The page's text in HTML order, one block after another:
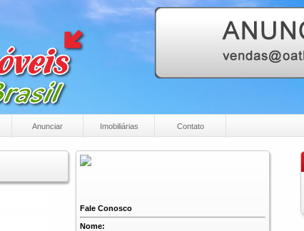
Anunciar Imobiliárias Contato
Fale Conosco
Nome: